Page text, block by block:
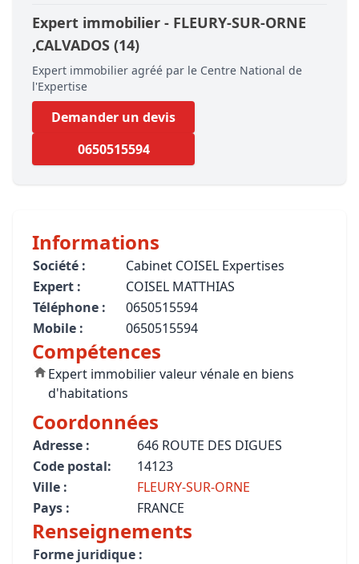
Expert immobilier - FLEURY-SUR-ORNE
,CALVADOS (14)
Expert immobilier agréé par le Centre National de
l'Expertise
Demander un devis
0650515594
Informations
Société :
Cabinet COISEL Expertises
Expert :
COISEL MATTHIAS
Téléphone :
0650515594
Mobile :
0650515594
Compétences
Expert immobilier valeur vénale en biens
d'habitations
Coordonnées
Adresse :
646 ROUTE DES DIGUES
Code postal:
14123
Ville :
FLEURY-SUR-ORNE
Pays :
FRANCE
Renseignements
Forme juridique :